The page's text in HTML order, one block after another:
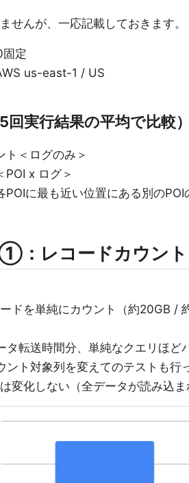
せんが、一応記載しておきます。
定
us-east-1 / US
実行結果の平均で比較）
ト＜ログのみ＞
POI x ログ＞
POIに最も近い位置にある別のPOI
：レコードカウント
ドを単純にカウント（約20GB /
タ転送時間分、単純なクエリほど
ント対象列を変えてのテストも行
変化しない（全データが読み込ま